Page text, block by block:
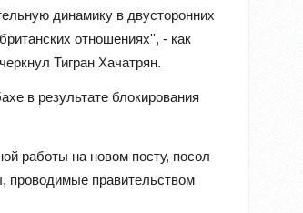
динамику в двусторонних
отношениях'', - как
Тигран Хачатрян.
в результате блокирования
работы на новом посту, посол
проводимые правительством